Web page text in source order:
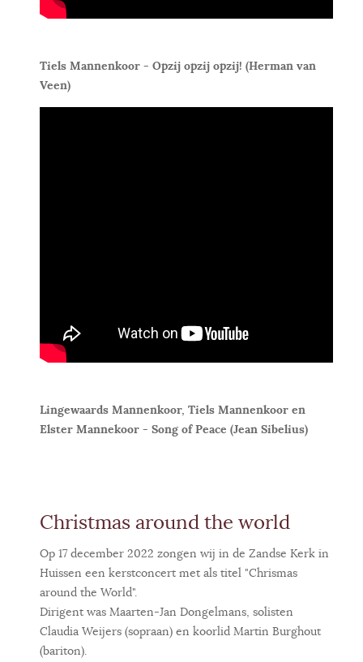
Tiels Mannenkoor - Opzij opzij opzij! (Herman van
Veen)
Lingewaards Mannenkoor, Tiels Mannenkoor en
Elster Mannekoor - Song of Peace (Jean Sibelius)
Christmas around the world
Op 17 december 2022 zongen wij in de Zandse Kerk in
Huissen een kerstconcert met als titel "Chrismas
around the World".
Dirigent was Maarten-Jan Dongelmans, solisten
Claudia Weijers (sopraan) en koorlid Martin Burghout
(bariton).